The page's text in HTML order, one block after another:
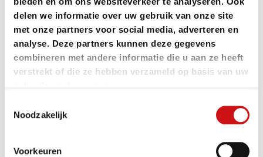
delen we informatie over uw gebruik van onze site
met onze partners voor social media, adverteren en
analyse. Deze partners kunnen deze gegevens
combineren met andere informatie die u aan ze heeft
verstrekt of die ze hebben verzameld op basis van uw
Noodzakelijk
Voorkeuren
conventionele auto
Uit onderzoek van CE Delft in opdracht van de
Nederlandse Vereniging Duurzame Energie (NVDE)
E-segment de EV uiterlijk vanaf 2027 en in veel
gevallen al vanaf volgend jaar qua